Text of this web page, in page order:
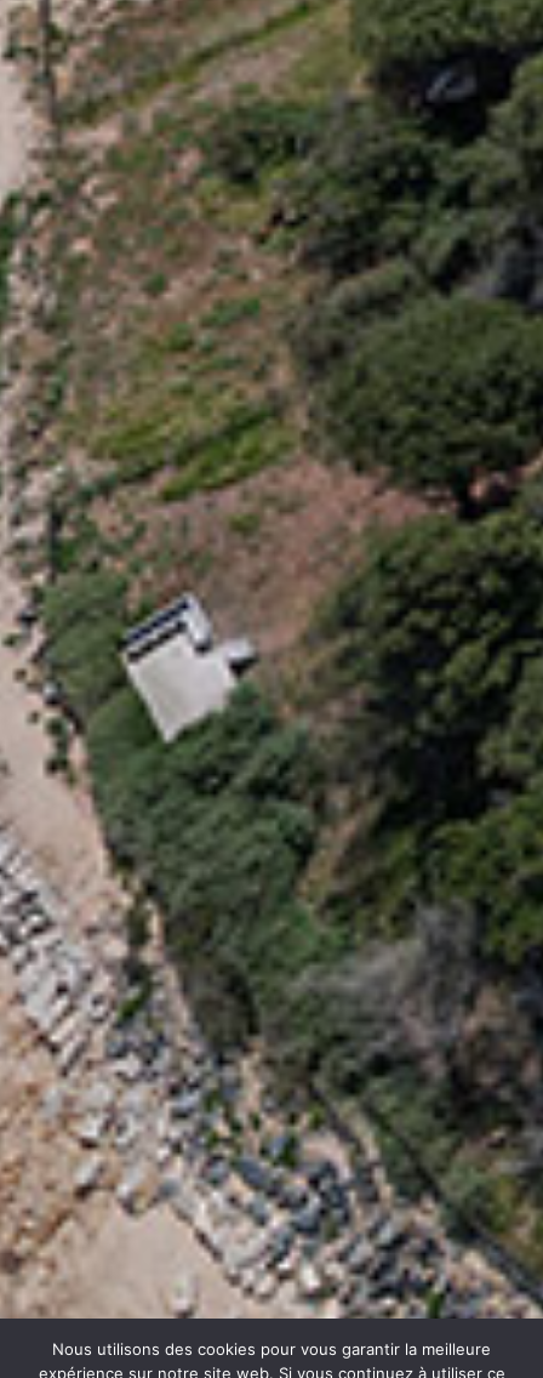
Nous utilisons des cookies pour vous garantir la meilleure
expérience sur notre site web. Si vous continuez à utiliser ce